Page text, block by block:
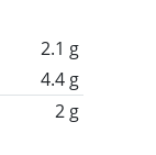
2.1 g
4.4 g
2 g